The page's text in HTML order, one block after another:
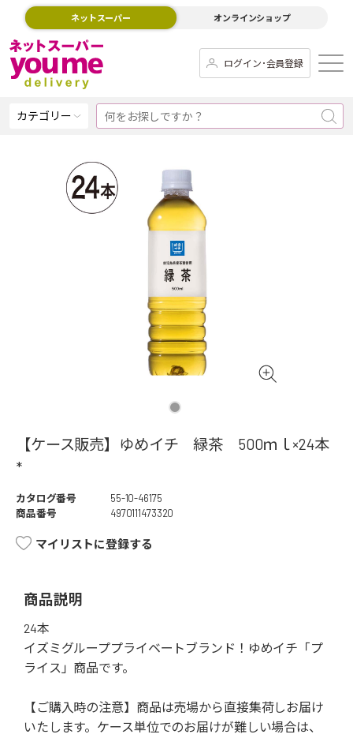
ネットスーパー オンラインショップ
ログイン･会員登録
カテゴリー
【ケース販売】ゆめイチ 緑茶 500ｍｌ×24本
*
カタログ番号
55-10-46175
商品番号
4970111473320
マイリストに登録する
商品説明
24本
イズミグループプライベートブランド！ゆめイチ「プ
ライス」商品です。
【ご購入時の注意】商品は売場から直接集荷しお届け
いたします。ケース単位でのお届けが難しい場合は、